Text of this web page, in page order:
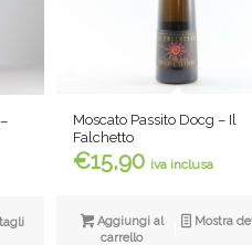
Moscato Passito Docg – Il
Falchetto
€15,90 iva inclusa
Aggiungi al
carrello
Mostra